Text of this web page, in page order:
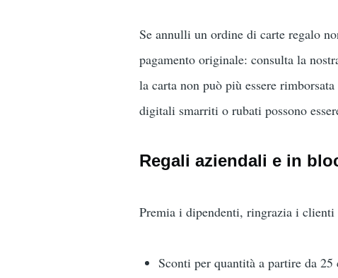
Se annulli un ordine di carte regalo
pagamento originale: consulta la
la carta non può più essere
digitali smarriti o rubati possono
Regali aziendali e in
Premia i dipendenti, ringrazia i
Sconti per quantità a partire da 25